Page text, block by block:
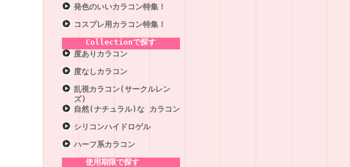
発色のいいカラコン特集！
コスプレ用カラコン特集！
Collectionで探す
度ありカラコン
度なしカラコン
乱視カラコン(サークルレン
ズ)
自然(ナチュラル)な カラコン
シリコンハイドロゲル
ハーフ系カラコン
使用期限で探す